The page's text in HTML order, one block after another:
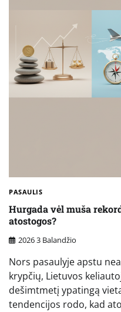
PASAULIS
Hurgada vėl muša
atostogos?
2026 3 Balandžio
Nors pasaulyje apstu
krypčių, Lietuvos
dešimtmetį ypatingą
tendencijos rodo, kad